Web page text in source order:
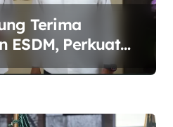
Terima
ESDM, Perkuat
Kelola Sektor